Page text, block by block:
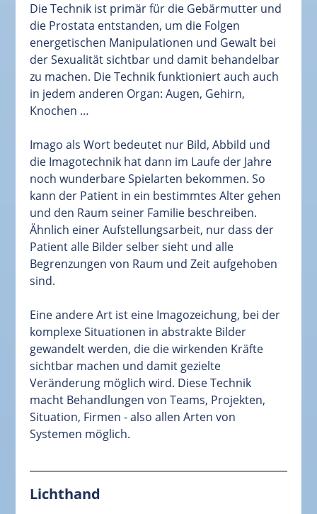
Die Technik ist primär für die Gebärmutter und
die Prostata entstanden, um die Folgen
energetischen Manipulationen und Gewalt bei
der Sexualität sichtbar und damit behandelbar
zu machen. Die Technik funktioniert auch auch
in jedem anderen Organ: Augen, Gehirn,
Knochen …
Imago als Wort bedeutet nur Bild, Abbild und
die Imagotechnik hat dann im Laufe der Jahre
noch wunderbare Spielarten bekommen. So
kann der Patient in ein bestimmtes Alter gehen
und den Raum seiner Familie beschreiben.
Ähnlich einer Aufstellungsarbeit, nur dass der
Patient alle Bilder selber sieht und alle
Begrenzungen von Raum und Zeit aufgehoben
sind.
Eine andere Art ist eine Imagozeichung, bei der
komplexe Situationen in abstrakte Bilder
gewandelt werden, die die wirkenden Kräfte
sichtbar machen und damit gezielte
Veränderung möglich wird. Diese Technik
macht Behandlungen von Teams, Projekten,
Situation, Firmen - also allen Arten von
Systemen möglich.
Lichthand